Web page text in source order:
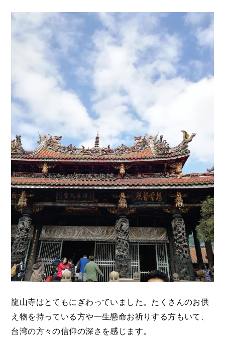
龍山寺はとてもにぎわっていました。たくさんのお供
え物を持っている方や一生懸命お祈りする方もいて、
台湾の方々の信仰の深さを感じます。